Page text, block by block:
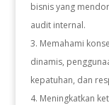
bisnis yang
audit internal.
3. Memahami
dinamis,
kepatuhan, dan
4. Meningkatkan